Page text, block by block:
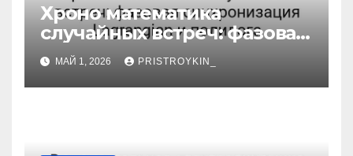
Хроно математика
случайных встреч: фазовая
синхронизация Lagrangian
и полилога
МАЙ 1, 2026 PRISTROYKIN_